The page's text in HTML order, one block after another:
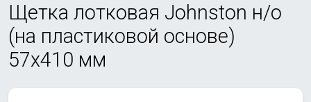
Щетка лотковая Johnston н/о
(на пластиковой основе)
57х410 мм